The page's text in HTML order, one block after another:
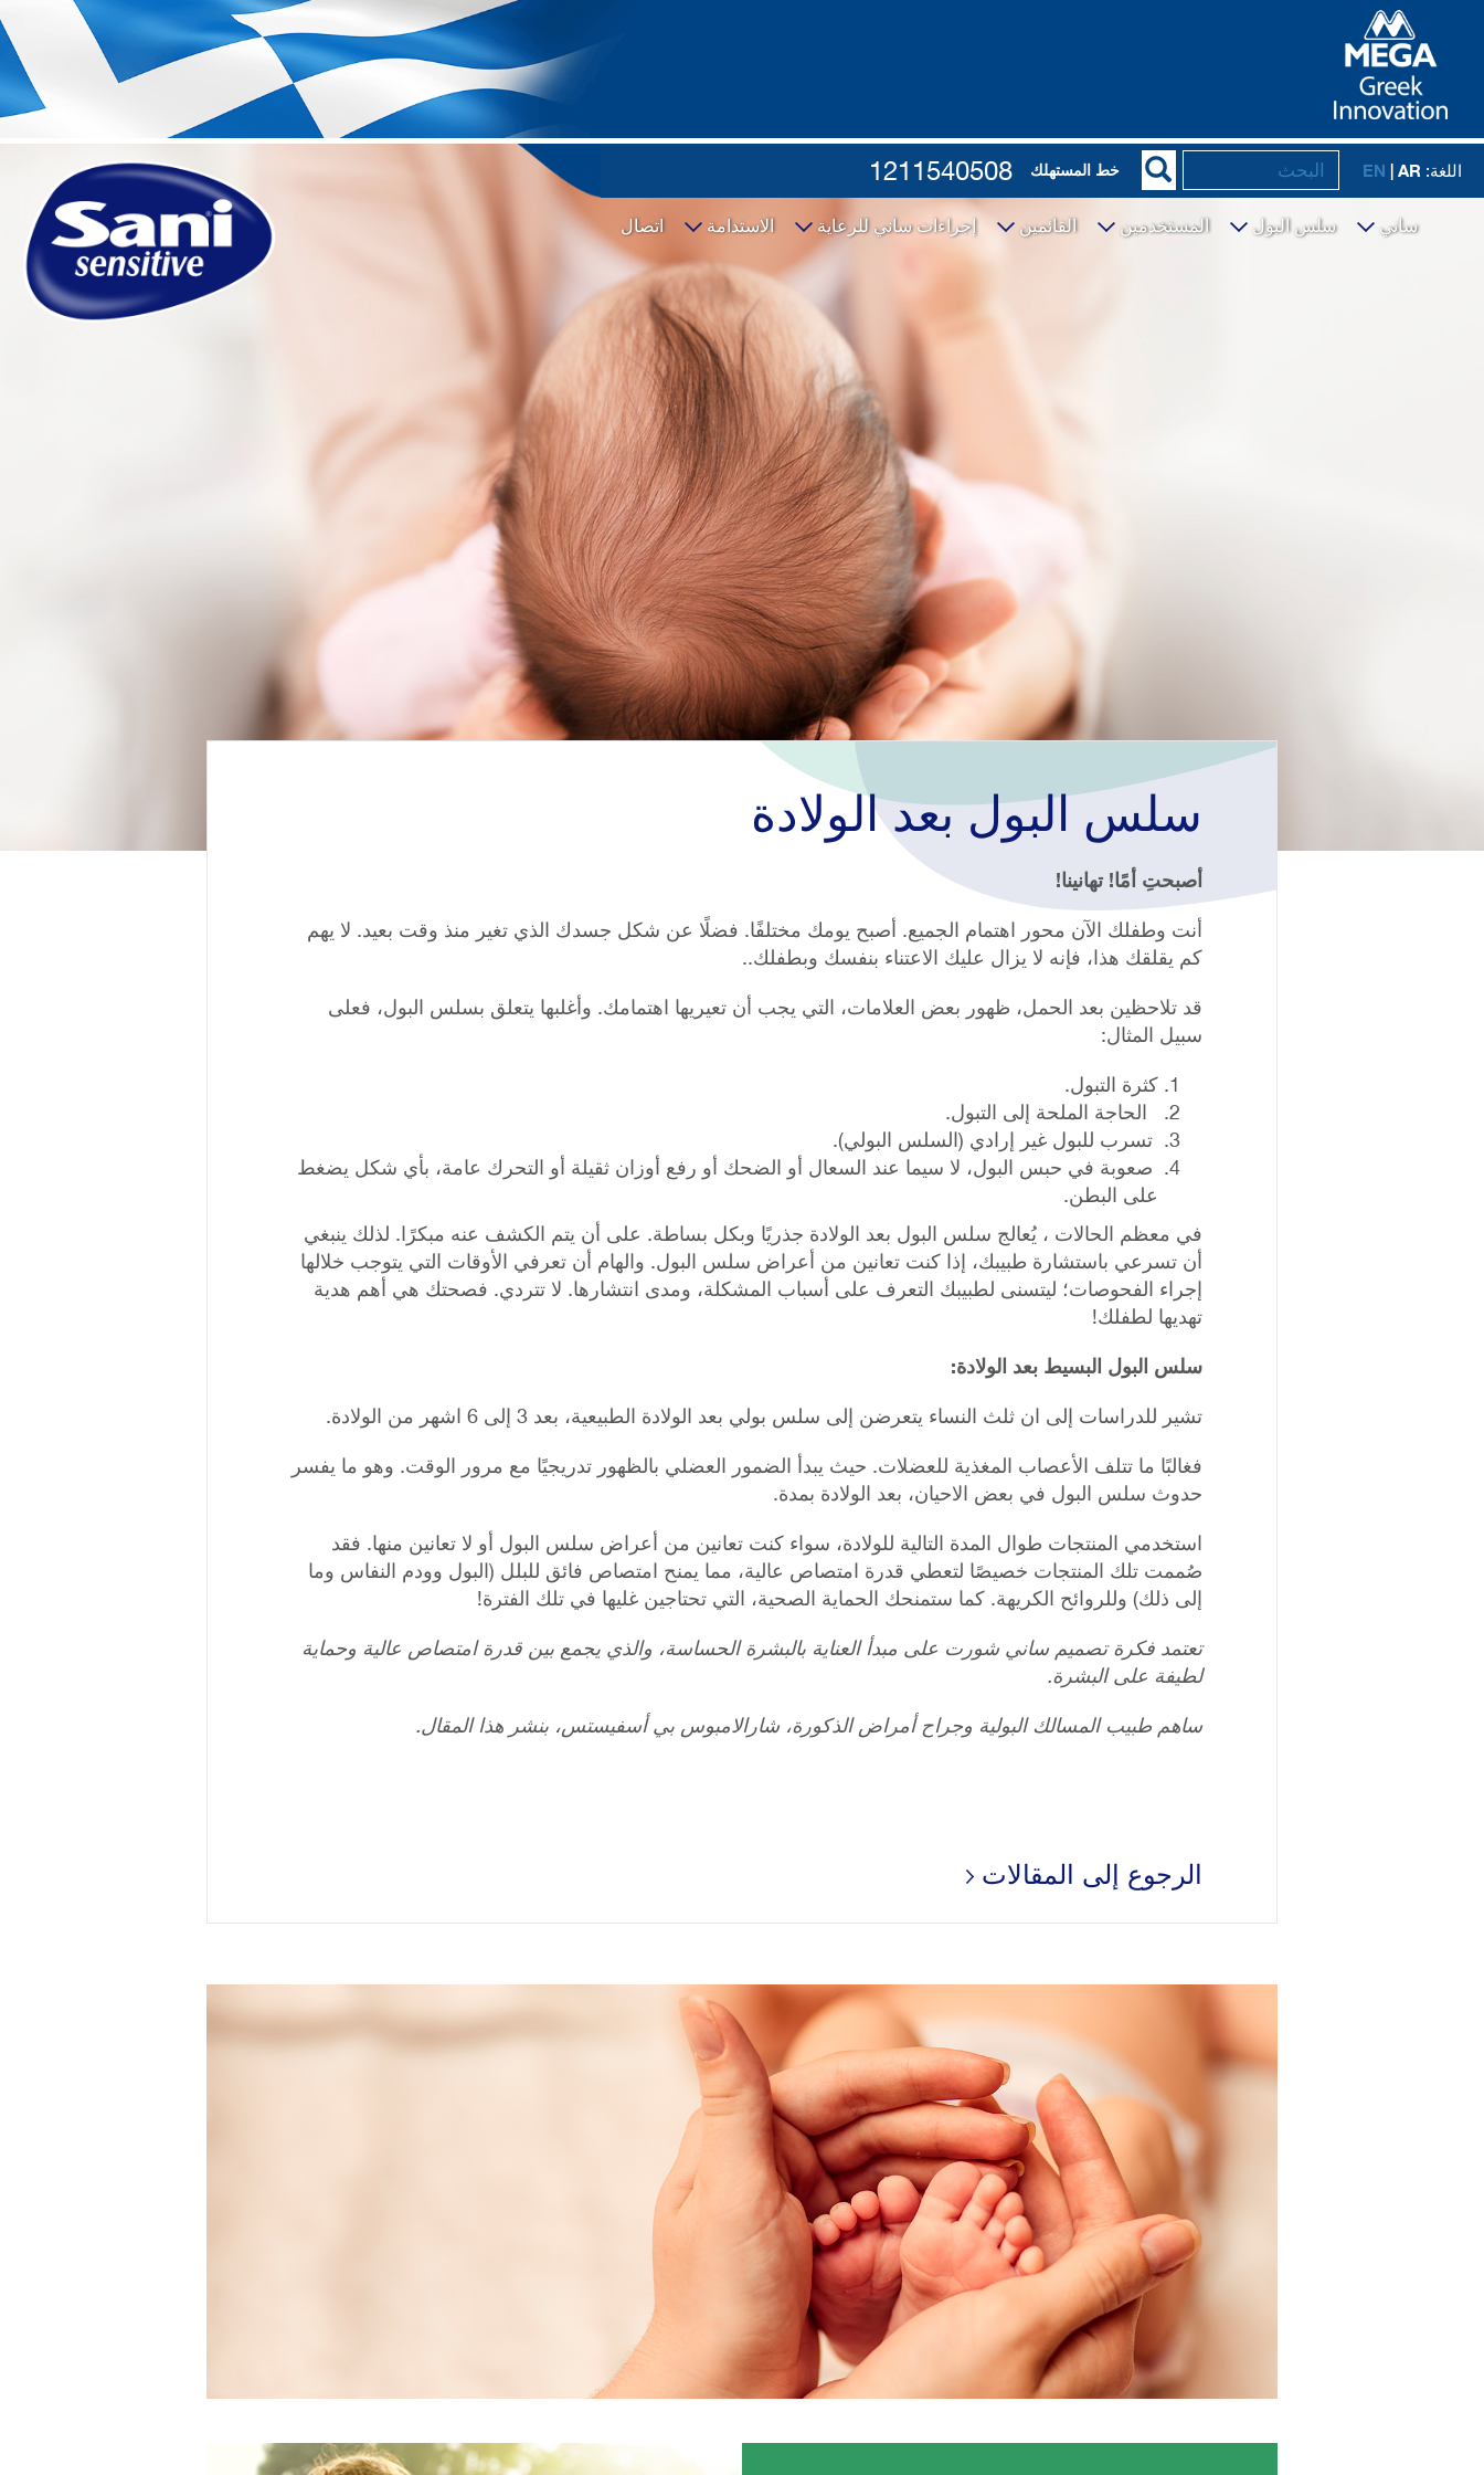
اللغة: EN | AR خط المستهلك 1211540508
ساني سلس البول المستخدمين القائمين إجراءات ساني للرعاية الاستدامة اتصال
سلس البول بعد الولادة
أصبحتِ أمًا! تهانينا!
أنت وطفلك الآن محور اهتمام الجميع. أصبح يومك مختلفًا. فضلًا عن شكل جسدك الذي تغير منذ وقت بعيد. لا يهم
كم يقلقك هذا، فإنه لا يزال عليك الاعتناء بنفسك وبطفلك..
قد تلاحظين بعد الحمل، ظهور بعض العلامات، التي يجب أن تعيريها اهتمامك. وأغلبها يتعلق بسلس البول، فعلى
سبيل المثال:
كثرة التبول.
الحاجة الملحة إلى التبول.
تسرب للبول غير إرادي (السلس البولي).
صعوبة في حبس البول، لا سيما عند السعال أو الضحك أو رفع أوزان ثقيلة أو التحرك عامة، بأي شكل يضغط
على البطن.
في معظم الحالات ، يُعالج سلس البول بعد الولادة جذريًا وبكل بساطة. على أن يتم الكشف عنه مبكرًا. لذلك ينبغي
أن تسرعي باستشارة طبيبك، إذا كنت تعانين من أعراض سلس البول. والهام أن تعرفي الأوقات التي يتوجب خلالها
إجراء الفحوصات؛ ليتسنى لطبيبك التعرف على أسباب المشكلة، ومدى انتشارها. لا تتردي. فصحتك هي أهم هدية
تهديها لطفلك!
سلس البول البسيط بعد الولادة:
تشير للدراسات إلى ان ثلث النساء يتعرضن إلى سلس بولي بعد الولادة الطبيعية، بعد 3 إلى 6 اشهر من الولادة.
فغالبًا ما تتلف الأعصاب المغذية للعضلات. حيث يبدأ الضمور العضلي بالظهور تدريجيًا مع مرور الوقت. وهو ما يفسر
حدوث سلس البول في بعض الاحيان، بعد الولادة بمدة.
استخدمي المنتجات طوال المدة التالية للولادة، سواء كنت تعانين من أعراض سلس البول أو لا تعانين منها. فقد
صُممت تلك المنتجات خصيصًا لتعطي قدرة امتصاص عالية، مما يمنح امتصاص فائق للبلل (البول وودم النفاس وما
إلى ذلك) وللروائح الكريهة. كما ستمنحك الحماية الصحية، التي تحتاجين غليها في تلك الفترة!
تعتمد فكرة تصميم ساني شورت على مبدأ العناية بالبشرة الحساسة، والذي يجمع بين قدرة امتصاص عالية وحماية
لطيفة على البشرة.
ساهم طبيب المسالك البولية وجراح أمراض الذكورة، شارالامبوس بي أسفيستس، بنشر هذا المقال.
الرجوع إلى المقالات